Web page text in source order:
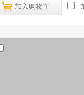
加入购物车